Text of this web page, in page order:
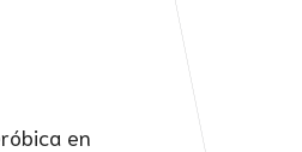
en